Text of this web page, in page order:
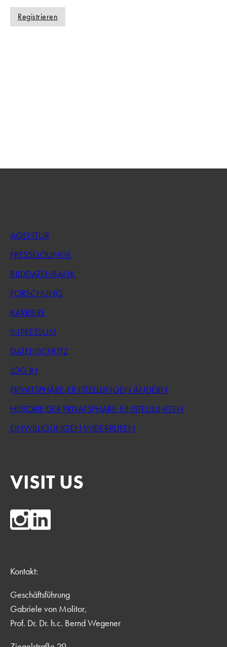
r
Registrieren
AGENTUR
PRESSELOUNGE
BILDDATENBANK
FORSCHUNG
KARRIERE
IMPRESSUM
DATENSCHUTZ
LOG IN
PRIVATSPHÄRE-EINSTELLUNGEN ÄNDERN
HISTORIE DER PRIVATSPHÄRE-EINSTELLUNGEN
EINWILLIGUNGEN WIDERRUFEN
VISIT US
Kontakt:
Geschäftsführung
Gabriele von Molitor,
Prof. Dr. Dr. h.c. Bernd Wegener